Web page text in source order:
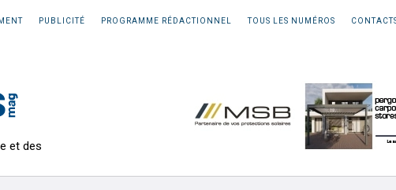
PUBLICITÉ PROGRAMME RÉDACTIONNEL TOUS LES NUMÉROS
et des